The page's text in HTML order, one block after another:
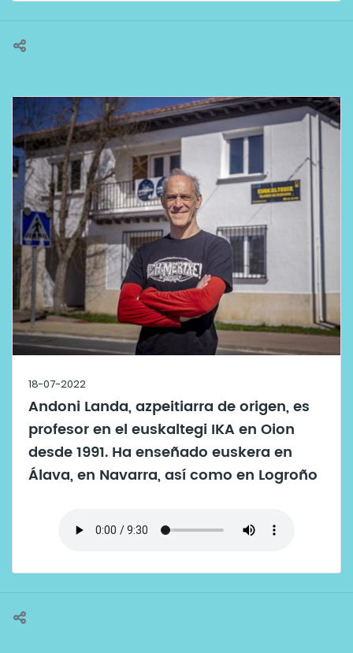
18-07-2022
Andoni Landa, azpeitiarra de origen, es
profesor en el euskaltegi IKA en Oion
desde 1991. Ha enseñado euskera en
Álava, en Navarra, así como en Logroño